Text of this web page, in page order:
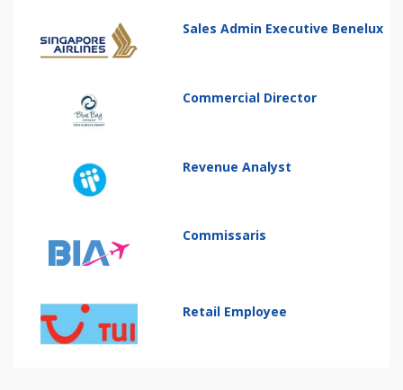
Sales Admin Executive Benelux
Commercial Director
Revenue Analyst
Commissaris
Retail Employee